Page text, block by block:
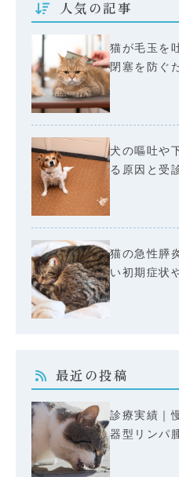
人気の記事
猫が毛玉を
閉塞を防ぐ
犬の嘔吐や
る原因と受
猫の急性膵
い初期症状
最近の投稿
診療実績｜
器型リンパ